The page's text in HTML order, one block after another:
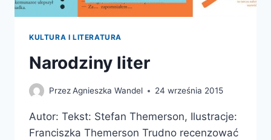
KULTURA I LITERATURA
Narodziny liter
PrzezAgnieszka Wandel 24 września 2015
Autor: Tekst: Stefan Themerson, Ilustracje:
Franciszka Themerson Trudno recenzować